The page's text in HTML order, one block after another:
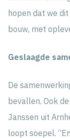
hopen dat we
bouw, met
Geslaagde
De
bevallen. Ook
Janssen uit
loopt soepel.